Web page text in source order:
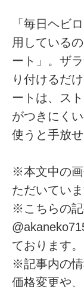
「毎日ヘビ
用している
ート」。ザ
り付けるだ
ートは、ス
がつきにく
使うと手放
※本文中の
ただいていま
※こちらの記
ております。
※記事内の情
価格変更や